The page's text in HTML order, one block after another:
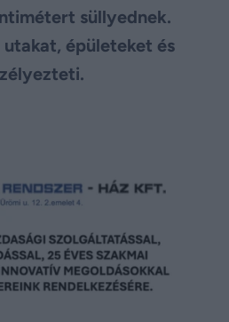
süllyednek.
épületeket és